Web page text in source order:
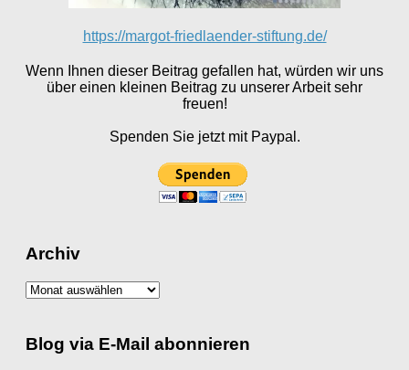
https://margot-friedlaender-stiftung.de/
Wenn Ihnen dieser Beitrag gefallen hat, würden wir uns
über einen kleinen Beitrag zu unserer Arbeit sehr
freuen!
Spenden Sie jetzt mit Paypal.
Archiv
Archiv
Blog via E-Mail abonnieren